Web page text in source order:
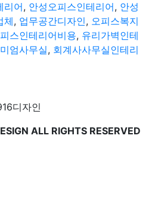
리어, 안성오피스인테리어, 안성
체, 업무공간디자인, 오피스복지
스인테리어비용, 유리가벽인테
엄사무실, 회계사사무실인테리
디자인
ALL RIGHTS RESERVED